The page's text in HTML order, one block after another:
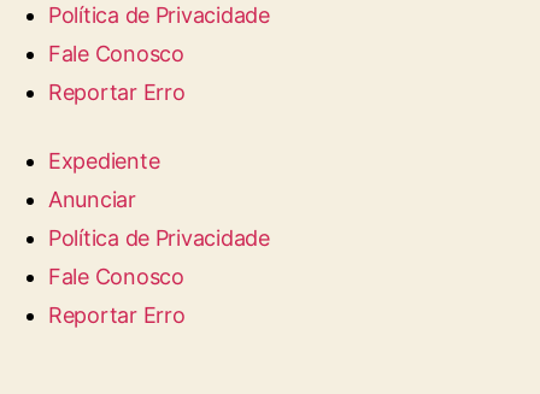
Política de Privacidade
Fale Conosco
Reportar Erro
Expediente
Anunciar
Política de Privacidade
Fale Conosco
Reportar Erro